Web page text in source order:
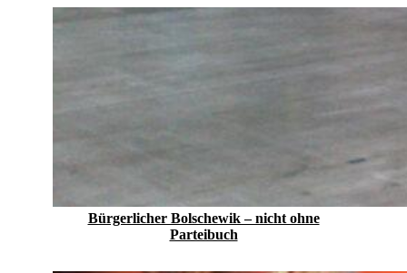
Bürgerlicher Bolschewik – nicht ohne
Parteibuch